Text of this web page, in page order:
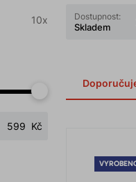
10x
Kč
Dostupnost:
Skladem